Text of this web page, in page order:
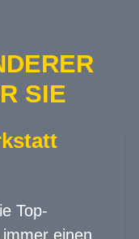
SIE
Top-
einen